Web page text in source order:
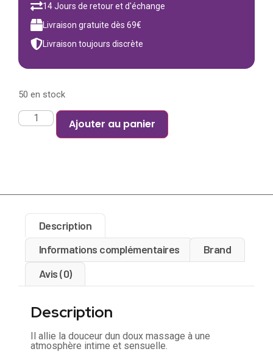
14 Jours de retour et d'échange
Livraison gratuite dès 69€
Livraison toujours discrète
50 en stock
Ajouter au panier
Description
Informations complémentaires
Brand
Avis (0)
Description
Il allie la douceur dun doux massage à une
atmosphère intime et sensuelle.